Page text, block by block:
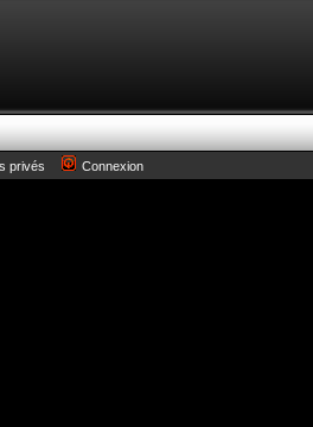
privés Connexion